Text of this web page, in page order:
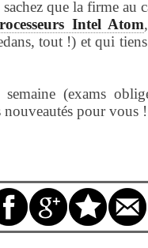
que la firme au
Intel Atom
tout !) et qui tiens
(exams
pour vous !